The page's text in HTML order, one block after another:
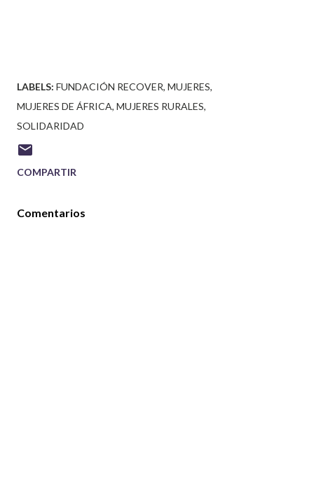
LABELS: FUNDACIÓN RECOVER MUJERES
MUJERES DE ÁFRICA MUJERES RURALES
SOLIDARIDAD
COMPARTIR
Comentarios